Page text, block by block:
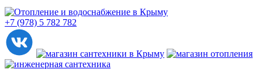
+7 (978) 5 782 782